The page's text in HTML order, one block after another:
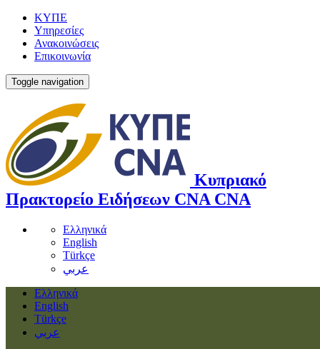
ΚΥΠΕ
Υπηρεσίες
Ανακοινώσεις
Επικοινωνία
Toggle navigation
Κυπριακό
Πρακτορείο Ειδήσεων CNA CNA
Ελληνικά
English
Türkçe
عربي
Ελληνικά
English
Türkçe
عربي